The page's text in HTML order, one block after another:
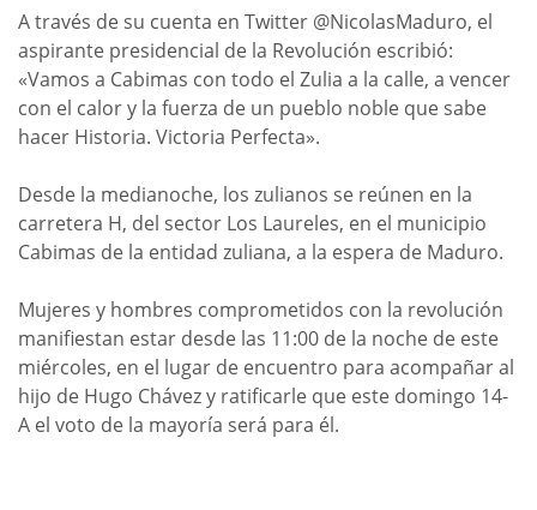
A través de su cuenta en Twitter @NicolasMaduro, el
aspirante presidencial de la Revolución escribió:
«Vamos a Cabimas con todo el Zulia a la calle, a vencer
con el calor y la fuerza de un pueblo noble que sabe
hacer Historia. Victoria Perfecta».
Desde la medianoche, los zulianos se reúnen en la
carretera H, del sector Los Laureles, en el municipio
Cabimas de la entidad zuliana, a la espera de Maduro.
Mujeres y hombres comprometidos con la revolución
manifiestan estar desde las 11:00 de la noche de este
miércoles, en el lugar de encuentro para acompañar al
hijo de Hugo Chávez y ratificarle que este domingo 14-
A el voto de la mayoría será para él.